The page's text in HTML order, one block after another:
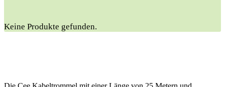
Keine Produkte gefunden.